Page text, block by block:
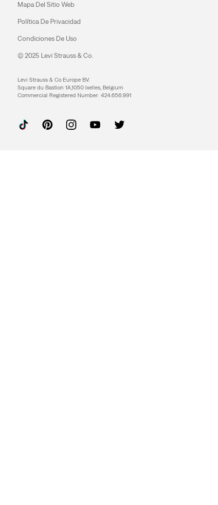
Mapa Del Sitio Web
Política De Privacidad
Condiciones De Uso
© 2025 Levi Strauss & Co.
Levi Strauss & Co Europe BV.
Square du Bastion 1A,1050 Ixelles, Belgium
Commercial Registered Number: 424.656.991